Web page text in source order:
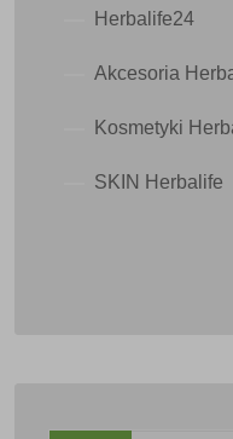
Herbalife24
Akcesoria
Kosmetyki
SKIN Herbalife